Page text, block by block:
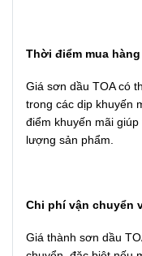
Thời điểm mua
Giá sơn dầu TOA có
trong các dịp khuyến
điểm khuyến mãi
lượng sản phẩm.
Chi phí vận chuyển
Giá thành sơn dầu